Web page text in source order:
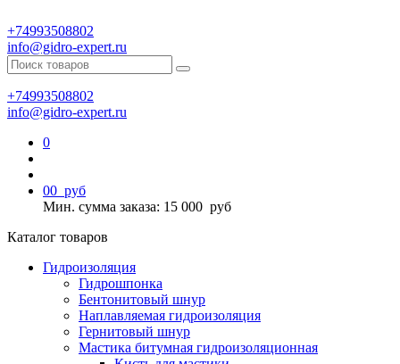
+74993508802
info@gidro-expert.ru
+74993508802
info@gidro-expert.ru
0
00 руб
Мин. сумма заказа: 15 000 руб
Каталог товаров
Гидроизоляция
Гидрошпонка
Бентонитовый шнур
Наплавляемая гидроизоляция
Гернитовый шнур
Мастика битумная гидроизоляционная